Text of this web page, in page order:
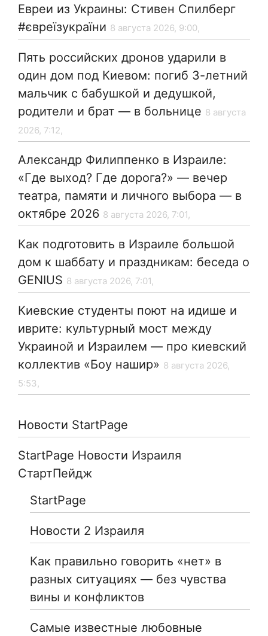
Евреи из Украины: Стивен Спилберг
#євреїзукраїни 8 августа 2026, 9:00,
Пять российских дронов ударили в
один дом под Киевом: погиб 3-летний
мальчик с бабушкой и дедушкой,
родители и брат — в больнице 8 августа
2026, 7:12,
Александр Филиппенко в Израиле:
«Где выход? Где дорога?» — вечер
театра, памяти и личного выбора — в
октябре 2026 8 августа 2026, 7:01,
Как подготовить в Израиле большой
дом к шаббату и праздникам: беседа о
GENIUS 8 августа 2026, 7:01,
Киевские студенты поют на идише и
иврите: культурный мост между
Украиной и Израилем — про киевский
коллектив «Боу нашир» 8 августа 2026,
5:53,
Новости StartPage
StartPage Новости Израиля
СтартПейдж
StartPage
Новости 2 Израиля
Как правильно говорить «нет» в
разных ситуациях — без чувства
вины и конфликтов
Самые известные любовные